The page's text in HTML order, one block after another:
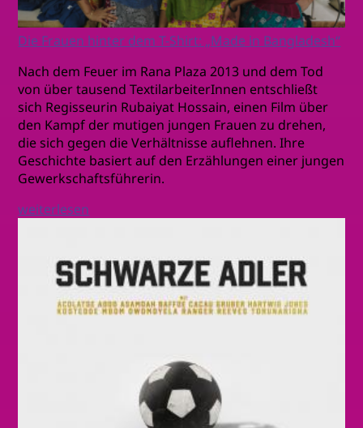
Die Frauen hinter dem T-Shirt: „Made in Bangladesh“
Nach dem Feuer im Rana Plaza 2013 und dem Tod
von über tausend TextilarbeiterInnen entschließt
sich Regisseurin Rubaiyat Hossain, einen Film über
den Kampf der mutigen jungen Frauen zu drehen,
die sich gegen die Verhältnisse auflehnen. Ihre
Geschichte basiert auf den Erzählungen einer jungen
Gewerkschaftsführerin.
weiterlesen